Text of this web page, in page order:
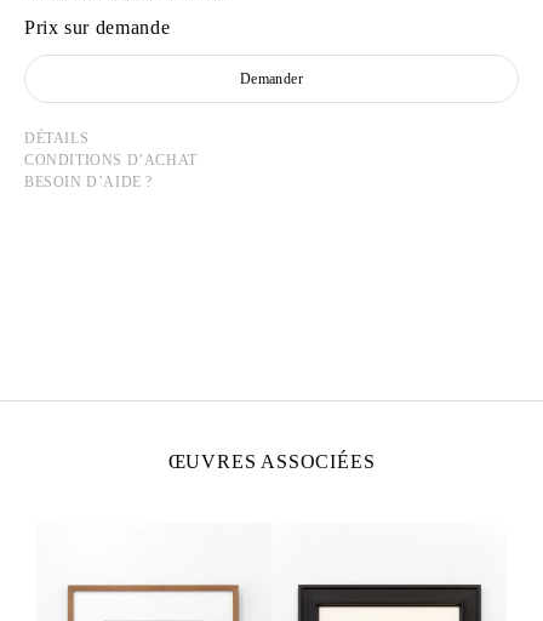
Prix sur demande
Demander
DÉTAILS
CONDITIONS D’ACHAT
BESOIN D’AIDE ?
ŒUVRES ASSOCIÉES